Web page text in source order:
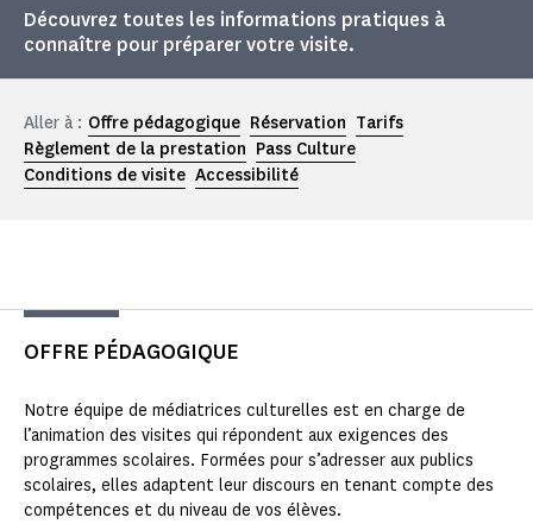
Découvrez toutes les informations pratiques à
connaître pour préparer votre visite.
Aller à : Offre pédagogique Réservation Tarifs
Règlement de la prestation Pass Culture
Conditions de visite Accessibilité
OFFRE PÉDAGOGIQUE
Notre équipe de médiatrices culturelles est en charge de
l’animation des visites qui répondent aux exigences des
programmes scolaires. Formées pour s’adresser aux publics
scolaires, elles adaptent leur discours en tenant compte des
compétences et du niveau de vos élèves.